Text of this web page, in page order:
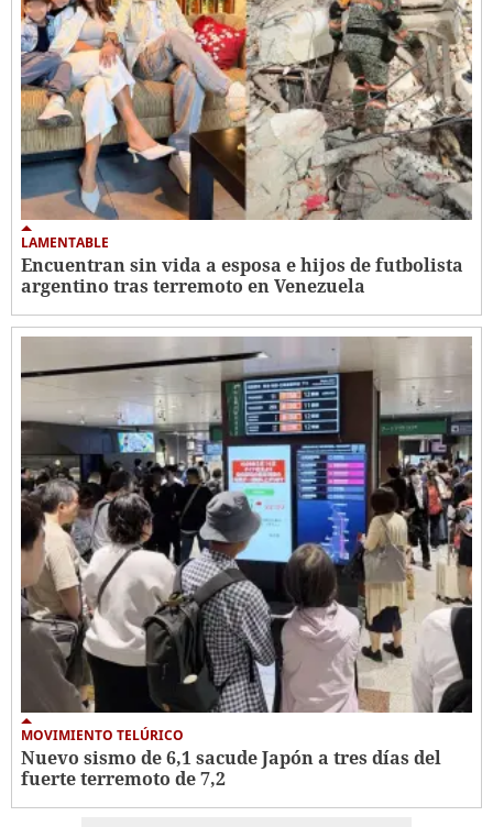
LAMENTABLE
Encuentran sin vida a esposa e hijos de futbolista
argentino tras terremoto en Venezuela
MOVIMIENTO TELÚRICO
Nuevo sismo de 6,1 sacude Japón a tres días del
fuerte terremoto de 7,2